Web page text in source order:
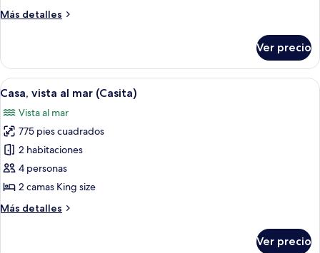
mar
Más detalles
Más
vista
al
mar
Ver precio
Abrir
todas
las
fotos
de
Casa,
vista
mar
Un dormitorio con cama, un asiento
13
Casa, vista al mar (Casita)
Vista al mar
775 pies cuadrados
2 habitaciones
4 personas
2 camas King size
Más detalles
Más
Ver precio